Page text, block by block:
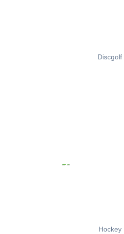
Discgolf
Hockey